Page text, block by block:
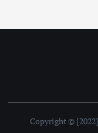
Copyright ©